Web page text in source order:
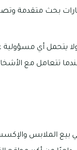
بحث متقدمة
يتحمل أي مسؤولية
عندما تتعامل مع
بيع الملابس